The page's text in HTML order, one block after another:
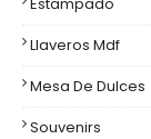
Llaveros Mdf
Mesa De Dulces
Souvenirs